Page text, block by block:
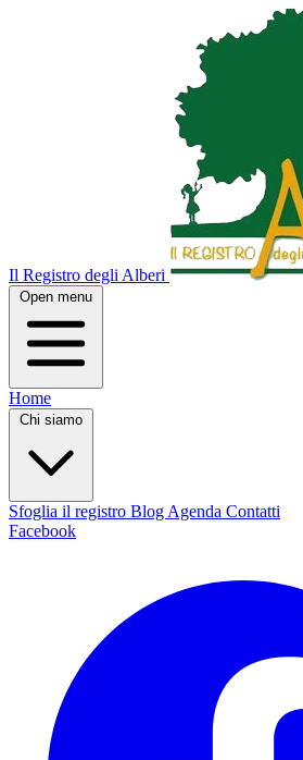
Il Registro degli Alberi
Open menu
Home
Chi siamo
Sfoglia il registro Blog Agenda Contatti
Facebook